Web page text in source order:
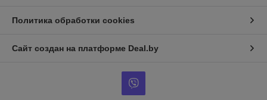
Политика обработки cookies
Сайт создан на платформе Deal.by